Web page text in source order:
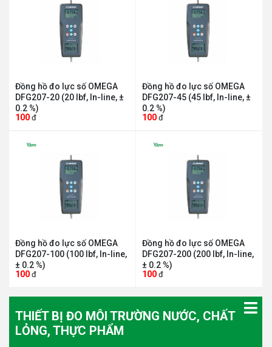
Đồng hồ đo lực số OMEGA
DFG207-20 (20 lbf, In-line, ±
0.2 %)
100 đ
Đồng hồ đo lực số OMEGA
DFG207-45 (45 lbf, In-line, ±
0.2 %)
100 đ
Đồng hồ đo lực số OMEGA
DFG207-100 (100 lbf, In-line,
± 0.2 %)
100 đ
Đồng hồ đo lực số OMEGA
DFG207-200 (200 lbf, In-line,
± 0.2 %)
100 đ
THIẾT BỊ ĐO MÔI TRƯỜNG NƯỚC, CHẤT
LỎNG, THỰC PHẨM